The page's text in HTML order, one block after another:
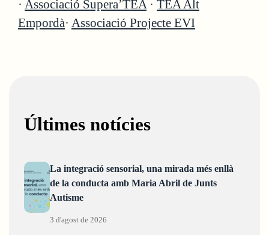
· Associació Supera’TEA · TEA Alt
Empordà· Associació Projecte EVI
Últimes notícies
La integració sensorial, una mirada més enllà
de la conducta amb Maria Abril de Junts
Autisme
3 d'agost de 2026